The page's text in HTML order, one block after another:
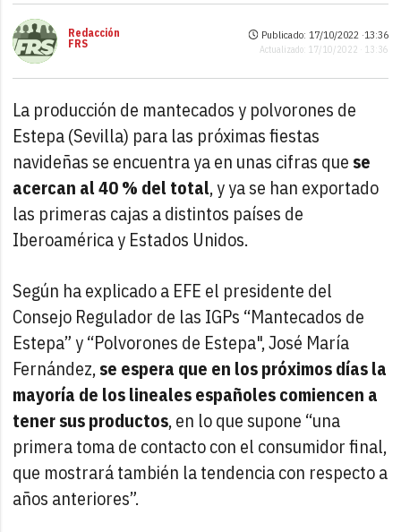
Redacción
FRS
Publicado: 17/10/2022 ·13:36
Actualizado: 17/10/2022 · 13:36
La producción de mantecados y polvorones de
Estepa (Sevilla) para las próximas fiestas
navideñas se encuentra ya en unas cifras que se
acercan al 40 % del total, y ya se han exportado
las primeras cajas a distintos países de
Iberoamérica y Estados Unidos.
Según ha explicado a EFE el presidente del
Consejo Regulador de las IGPs “Mantecados de
Estepa” y “Polvorones de Estepa", José María
Fernández,se espera que en los próximos días la
mayoría de los lineales españoles comiencen a
tener sus productos, en lo que supone “una
primera toma de contacto con el consumidor final,
que mostrará también la tendencia con respecto a
años anteriores”.